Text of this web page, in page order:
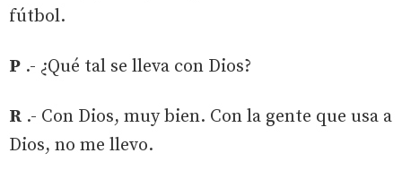
fútbol.
P .- ¿Qué tal se lleva con Dios?
R .- Con Dios, muy bien. Con la gente que usa a
Dios, no me llevo.